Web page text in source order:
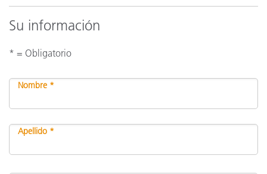
Su información
* = Obligatorio
Nombre *
Apellido *